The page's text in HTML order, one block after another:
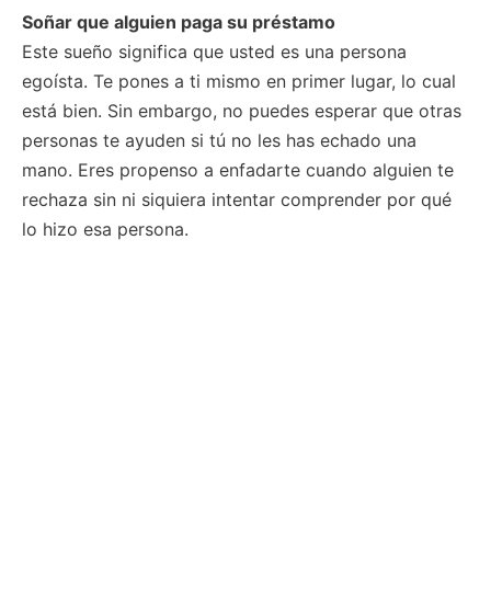
Soñar que alguien paga su préstamo
Este sueño significa que usted es una persona
egoísta. Te pones a ti mismo en primer lugar, lo cual
está bien. Sin embargo, no puedes esperar que otras
personas te ayuden si tú no les has echado una
mano. Eres propenso a enfadarte cuando alguien te
rechaza sin ni siquiera intentar comprender por qué
lo hizo esa persona.